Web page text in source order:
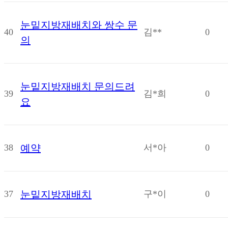
40
눈밑지방재배치와 쌍수 문
의
김** 0
39
눈밑지방재배치 문의드려
요
김*희 0
38 예약 서*아 0
37 눈밑지방재배치 구*이 0